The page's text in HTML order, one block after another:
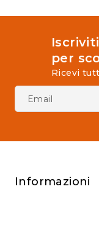
per
Ricevi
Informazioni